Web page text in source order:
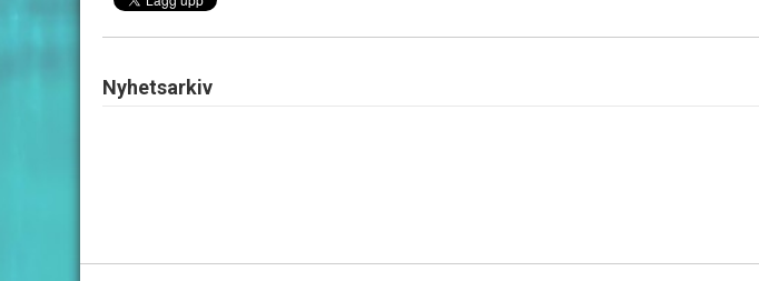
Nyhetsarkiv